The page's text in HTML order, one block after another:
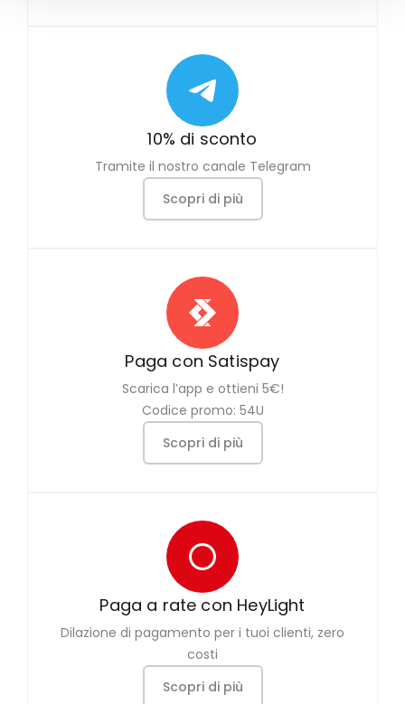
10% di sconto
Tramite il nostro canale Telegram
Scopri di più
Paga con Satispay
Scarica l’app e ottieni 5€!
Codice promo: 54U
Scopri di più
Paga a rate con HeyLight
Dilazione di pagamento per i tuoi clienti, zero
costi
Scopri di più